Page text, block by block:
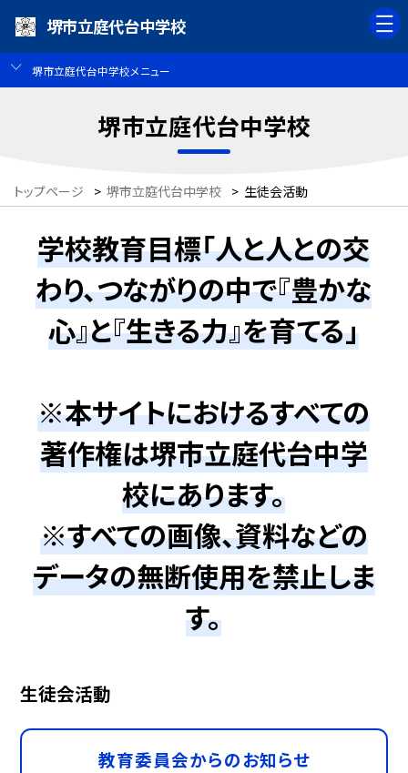
堺市立庭代台中学校
堺市立庭代台中学校メニュー
堺市立庭代台中学校
トップページ > 堺市立庭代台中学校 > 生徒会活動
学校教育目標「人と人との交
わり、つながりの中で『豊かな
心』と『生きる力』を育てる」
※本サイトにおけるすべての
著作権は堺市立庭代台中学
校にあります。
※すべての画像、資料などの
データの無断使用を禁止しま
す。
生徒会活動
教育委員会からのお知らせ